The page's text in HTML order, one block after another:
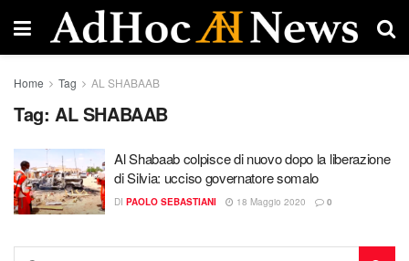
Home Tag AL SHABAAB
Tag: AL SHABAAB
Al Shabaab colpisce di nuovo dopo la liberazione
di Silvia: ucciso governatore somalo
DI PAOLO SEBASTIANI 18 Maggio 2020 0